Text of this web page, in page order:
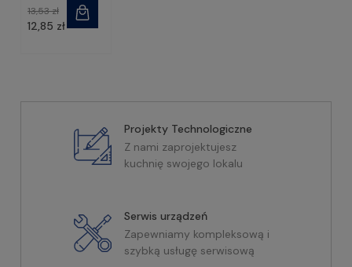
STALGAST
12,85 zł
13,53 zł
Projekty Technologiczne
Z nami zaprojektujesz
kuchnię swojego lokalu
Serwis urządzeń
Zapewniamy kompleksową i
szybką usługę serwisową